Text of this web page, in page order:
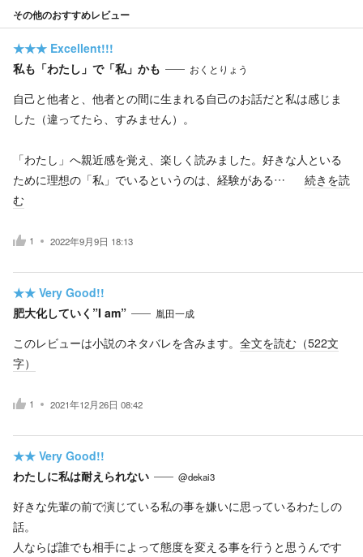
その他のおすすめレビュー
★★★ Excellent!!!
私も「わたし」で「私」かも
おくとりょう
自己と他者と、他者との間に生まれる自己のお話だと私は感じま
した（違ってたら、すみません）。
「わたし」へ親近感を覚え、楽しく読みました。好きな人といる
ために理想の「私」でいるというのは、経験がある…
続きを読
む
1 2022年9月9日 18:13
★★ Very Good!!
肥大化していく”I am”
胤田一成
このレビューは小説のネタバレを含みます。 全文を読む（522文
字）
1 2021年12月26日 08:42
★★ Very Good!!
わたしに私は耐えられない
@dekai3
好きな先輩の前で演じている私の事を嫌いに思っているわたしの
話。
人ならば誰でも相手によって態度を変える事を行うと思うんです